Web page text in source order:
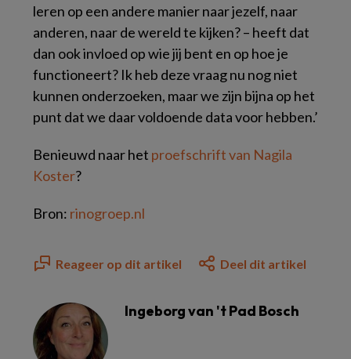
leren op een andere manier naar jezelf, naar
anderen, naar de wereld te kijken? – heeft dat
dan ook invloed op wie jij bent en op hoe je
functioneert? Ik heb deze vraag nu nog niet
kunnen onderzoeken, maar we zijn bijna op het
punt dat we daar voldoende data voor hebben.’
Benieuwd naar het proefschrift van Nagila
Koster?
Bron: rinogroep.nl
Reageer op dit artikel Deel dit artikel
Ingeborg van 't Pad Bosch